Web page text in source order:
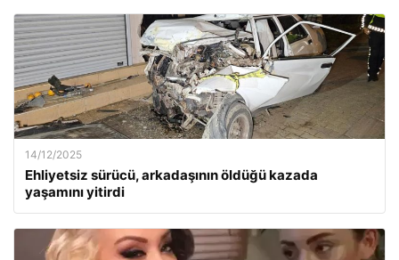
14/12/2025
Ehliyetsiz sürücü, arkadaşının öldüğü kazada
yaşamını yitirdi